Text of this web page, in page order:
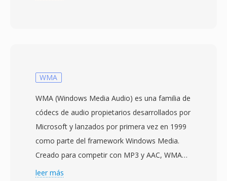
codigos de corrección de errores (CIRC) qué
rayones menores. Cuando el audio se extrae
de un CD, el flujo resultante a menudo se
guarda con la extensión .cdda como PCM en
bruto antes de la conversión. La ventaja más
evidente es su naturaleza sin compresión y sin
pérdida — lo qué llega a los oidos es
WMA
WMA (Windows Media Audio) es una familia de
códecs de audio propietarios desarrollados por
Microsoft y lanzados por primera vez en 1999
como parte del framework Windows Media.
Creado para competir con MP3 y AAC, WMA
Standard utiliza codificación perceptual para
leer más